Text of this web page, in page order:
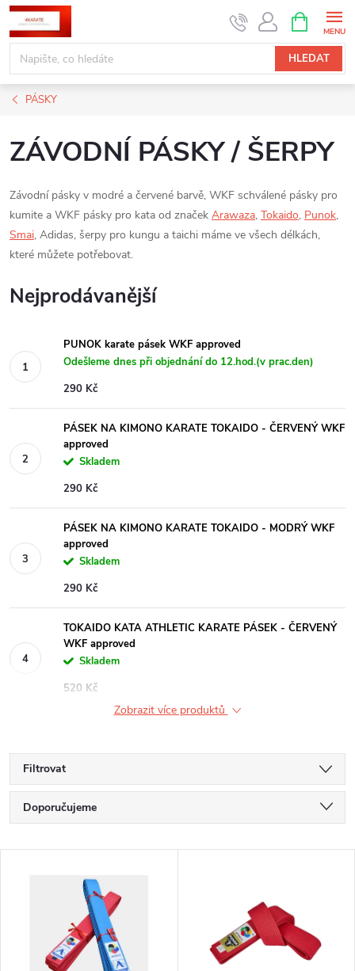
Přejít
na
obsah
HLEDAT
NÁKUPNÍ
KOŠÍK
PÁSKY
ZÁVODNÍ PÁSKY / ŠERPY
Závodní pásky v modré a červené barvě, WKF schválené pásky pro
kumite a WKF pásky pro kata od značek Arawaza, Tokaido, Punok,
Smai, Adidas, šerpy pro kungu a taichi máme ve všech délkách,
které můžete potřebovat.
Nejprodávanější
PUNOK karate pásek WKF approved
Odešleme dnes při objednání do 12.hod.(v prac.den)
290 Kč
PÁSEK NA KIMONO KARATE TOKAIDO - ČERVENÝ WKF
approved
Skladem
290 Kč
PÁSEK NA KIMONO KARATE TOKAIDO - MODRÝ WKF
approved
Skladem
290 Kč
TOKAIDO KATA ATHLETIC KARATE PÁSEK - ČERVENÝ
WKF approved
Skladem
520 Kč
Zobrazit více produktů
Filtrovat
Ř
a
Doporučujeme
Nejprodávanější
Abecedně